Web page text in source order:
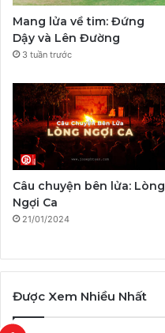
k
Mang lửa về tim: Đứng
Dậy và Lên Đường
3 tuần trước
Câu chuyện bên lửa: Lòng
Ngợi Ca
21/01/2024
Được Xem Nhiều Nhất